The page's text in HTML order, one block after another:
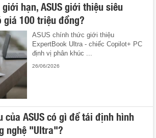
hạn, ASUS giới thiệu siêu
giá 100 triệu đồng?
ASUS chính thức giới thiệu
ExpertBook Ultra - chiếc Copilot+ PC
định vị phân khúc ...
26/06/2026
của ASUS có gì để tái định hình
nghệ "Ultra"?